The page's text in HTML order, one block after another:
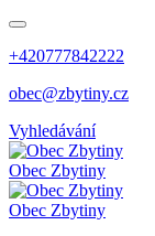
+420777842222
obec@zbytiny.cz
Vyhledávání
Obec Zbytiny
Obec Zbytiny